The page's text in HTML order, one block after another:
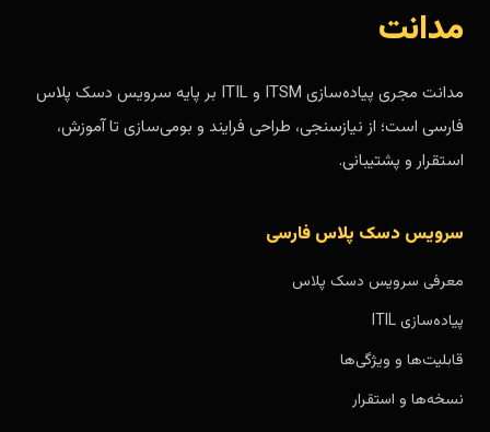
مدانت
مدانت مجری پیاده‌سازی ITSM و ITIL بر پایه سرویس دسک پلاس
فارسی است؛ از نیازسنجی، طراحی فرایند و بومی‌سازی تا آموزش،
استقرار و پشتیبانی.
سرویس دسک پلاس فارسی
معرفی سرویس دسک پلاس
پیاده‌سازی ITIL
قابلیت‌ها و ویژگی‌ها
نسخه‌ها و استقرار